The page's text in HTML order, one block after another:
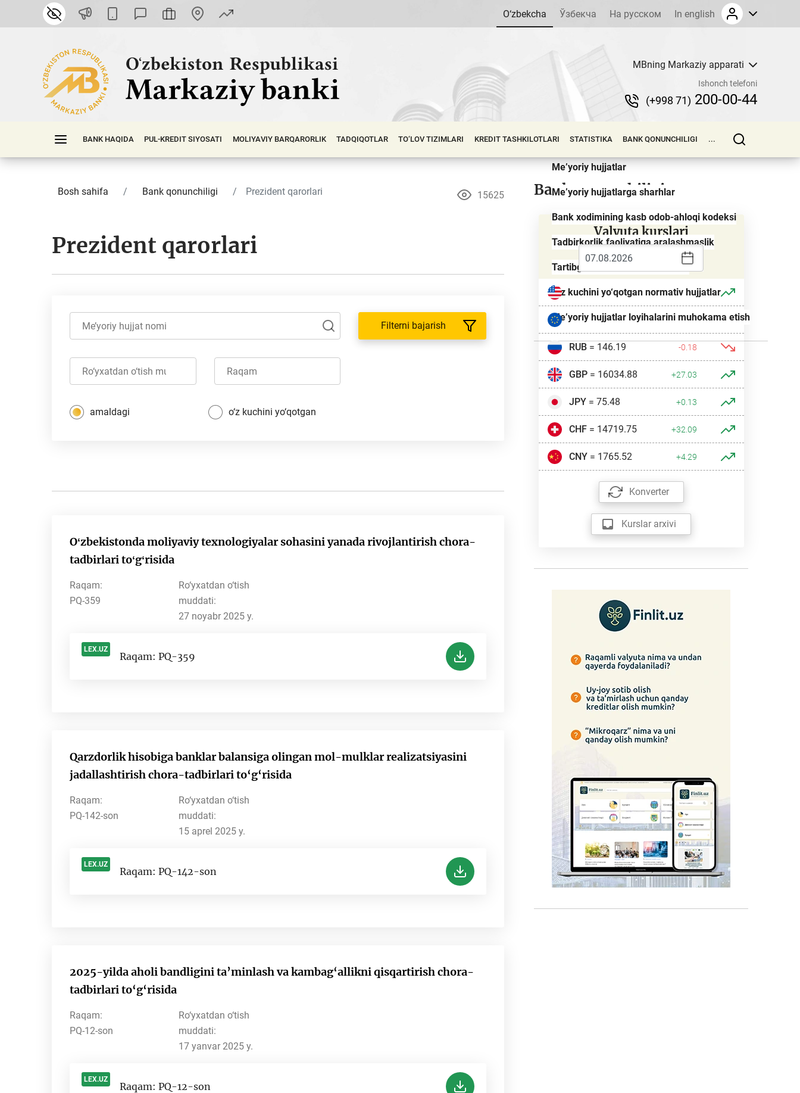
O‘zbekcha Ўзбекча На русском In english
MBning Markaziy apparati
Ishonch telefoni
(+998 71) 200-00-44
BANK HAQIDA PUL-KREDIT SIYOSATI MOLIYAVIY BАRQАRОRLIK TADQIQOTLAR TO‘LOV TIZIMLARI KREDIT TASHKILOTLARI STATISTIKA BANK QONUNCHILIGI ...
Bosh sahifa Bank qonunchiligi Prezident qarorlari 15625
Prezident qarorlari
Filterni bajarish
amaldagi o‘z kuchini yo‘qotgan
Oʻzbekistonda moliyaviy texnologiyalar sohasini yanada rivojlantirish chora-
tadbirlari toʻgʻrisida
Raqam:
PQ-359
Ro‘yxatdan o‘tish
muddati:
27 noyabr 2025 y.
LEX.UZ
Raqam: PQ-359
Qarzdorlik hisobiga banklar balansiga olingan mol-mulklar realizatsiyasini
jadallashtirish chora-tadbirlari to‘g‘risida
Raqam:
PQ-142-son
Ro‘yxatdan o‘tish
muddati:
15 aprel 2025 y.
LEX.UZ
Raqam: PQ-142-son
2025-yilda aholi bandligini ta’minlash va kambag‘allikni qisqartirish chora-
tadbirlari to‘g‘risida
Raqam:
PQ-12-son
Ro‘yxatdan o‘tish
muddati:
17 yanvar 2025 y.
LEX.UZ
Raqam: PQ-12-son
Bank qonunchiligi
Qonunlar
Prezident farmonlari
Prezident qarorlari
Vazirlar Mahkamasi qarorlari
Me’yoriy hujjatlar
Me’yoriy hujjatlarga sharhlar
Bank xodimining kasb odob-ahloqi kodeksi
Tadbirkorlik faoliyatiga aralashmaslik
Tartibga solish ta’sirini baholash
O‘z kuchini yo‘qotgan normativ hujjatlar
Me’yoriy hujjatlar loyihalarini muhokama etish
Valyuta kurslari
USD= 11915.64 +28.92
EUR= 13749.46 +32.19
RUB= 146.19 -0.18
GBP= 16034.88 +27.03
JPY= 75.48 +0.13
CHF= 14719.75 +32.09
CNY= 1765.52 +4.29
Konverter
Kurslar arxivi